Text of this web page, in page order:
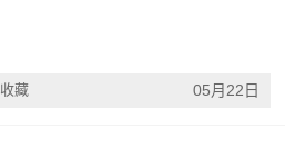
收藏 05月22日